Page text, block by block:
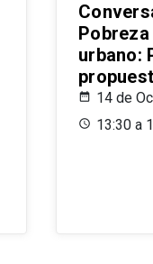
urbano:
14 de
13:30 a